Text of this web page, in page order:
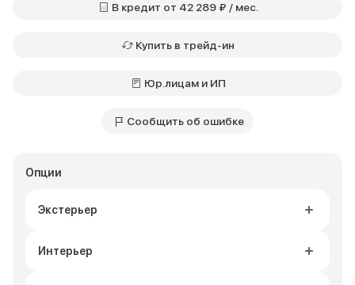
Опции
Экстерьер
Интерьер
В кредит от 42 289 ₽ / мес.
Купить в трейд-ин
Юр.лицам и ИП
Сообщить об ошибке